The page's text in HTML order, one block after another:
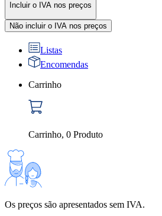
Incluir o IVA nos preços
Não incluir o IVA nos preços
Listas
Encomendas
Carrinho
Carrinho, 0 Produto
Os preços são apresentados sem IVA.